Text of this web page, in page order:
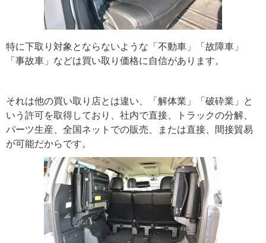
特に下取り対象とならないような「不動車」「故障車」
「事故車」などは買い取り価格に自信があります。
それは他の買い取り店とは違い、「解体業」「破砕業」と
いう許可を取得しており、社内で直接、トラックの分解、
パーツ生産、全国ネットでの販売、または直接、間接貿易
が可能だからです。